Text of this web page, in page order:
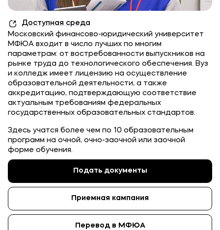
Приемная комиссия
+7 (495) 221-10-01
+7 (800) 200-80-66
Полезное
Об образовательной организации
Банковские реквизиты
Московский финансово-юридический университет
МФЮА входит в число лучших по многим
параметрам: от востребованности выпускников на
рынке труда до технологического обеспечения. Вуз
и колледж имеет лицензию на осуществление
образовательной деятельности, а также
аккредитацию, подтверждающую соответствие
актуальным требованиям федеральных
государственных образовательных стандартов.
Здесь учатся более чем по 10 образовательным
программ на очной, очно-заочной или заочной
форме обучения.
Доступная среда
Подать документы
Приемная кампания
Перевод в МФЮА